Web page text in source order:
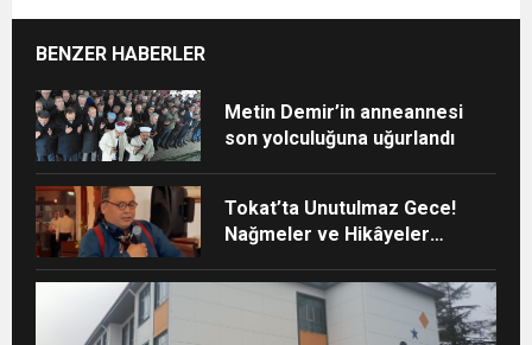
BENZER HABERLER
Metin Demir’in anneannesi
son yolculuğuna uğurlandı
Tokat’ta Unutulmaz Gece!
Nağmeler ve Hikâyeler